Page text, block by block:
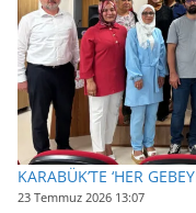
KARABÜK’TE ‘HER
23 Temmuz 2026 13:07